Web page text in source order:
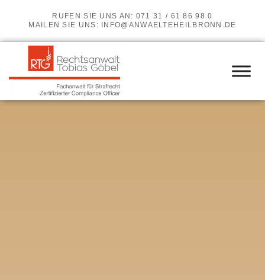
RUFEN SIE UNS AN: 071 31 / 61 86 98 0
MAILEN SIE UNS:
INFO@ANWAELTEHEILBRONN.DE